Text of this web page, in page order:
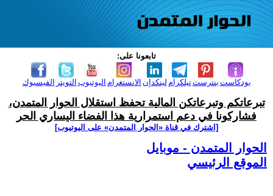
تابعونا على:
الفيسبوك التويتر اليوتيوب الانستغرام لينكدإن تيلكرامبنترست بودكاست
تبرعاتكم وتبرعاتكن المالية تحفظ استقلال الحوار المتمدن،
فشاركونا في دعم استمرارية هذا الفضاء اليساري الحر
[اشترك في قناة ‫«الحوار المتمدن» على اليوتيوب]
الحوار المتمدن - موبايل
الموقع الرئيسي